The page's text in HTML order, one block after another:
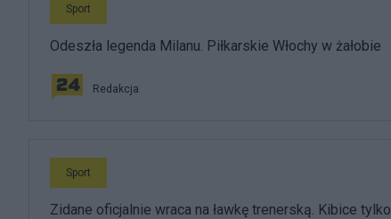
Sport
Odeszła legenda Milanu. Piłkarskie Włochy w żałobie
Redakcja
Sport
Zidane oficjalnie wraca na ławkę trenerską. Kibice tylko